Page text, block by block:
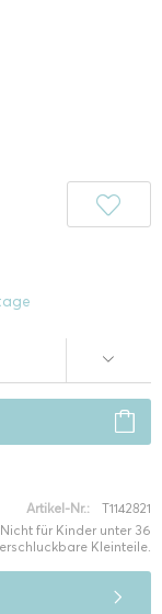
Artikel-Nr.:
T1142821
für Kinder unter 36
Kleinteile.